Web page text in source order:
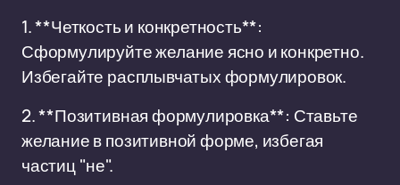
1. **Четкость и конкретность**:
Сформулируйте желание ясно и конкретно.
Избегайте расплывчатых формулировок.
2. **Позитивная формулировка**: Ставьте
желание в позитивной форме, избегая
частиц "не".